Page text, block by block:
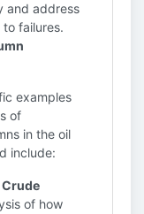
and address
failures.
examples
of
in the oil
include:
Crude
of how